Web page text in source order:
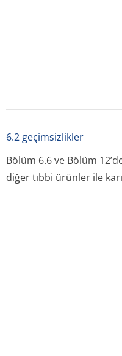
6.5 ambalajın niteliği ve
İç ambalaj: Alüminyum